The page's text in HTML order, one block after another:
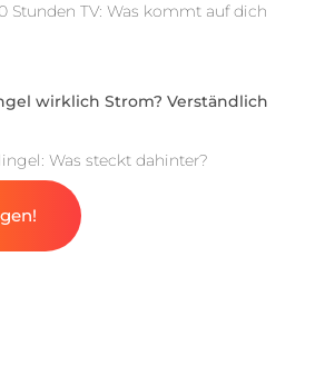
Stunden TV: Was kommt auf dich
wirklich Strom? Verständlich
Was steckt dahinter?